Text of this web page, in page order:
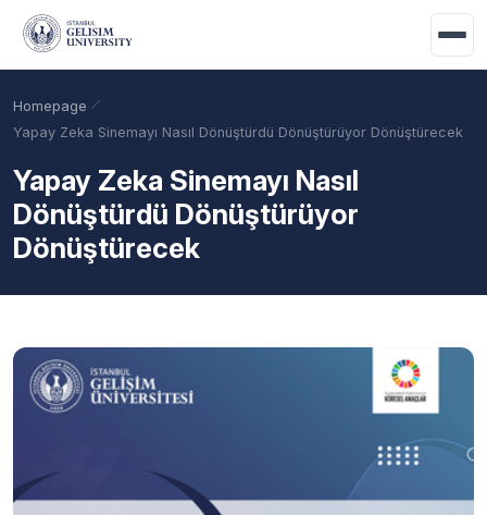
Skip to main content
Academic Calendar Base Points
Homepage
Yapay Zeka Sinemayı Nasıl Dönüştürdü Dönüştürüyor Dönüştürecek
Yapay Zeka Sinemayı Nasıl
Dönüştürdü Dönüştürüyor
Dönüştürecek